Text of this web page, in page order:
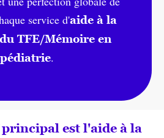
service d'aide à la
TFE/Mémoire en
pédiatrie.
est l'aide à la